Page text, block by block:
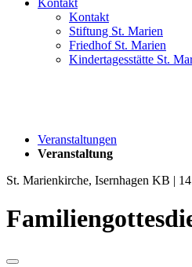
Kontakt
Kontakt
Stiftung St. Marien
Friedhof St. Marien
Kindertagesstätte St.
Veranstaltungen
Veranstaltung
St. Marienkirche, Isernhagen KB |